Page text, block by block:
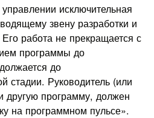
исключительная
звену разработки и
работа не прекращается с
программы до
до
стадии. Руководитель (или
другую программу, должен
на программном пульсе».